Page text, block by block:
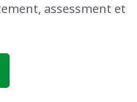
assessment et